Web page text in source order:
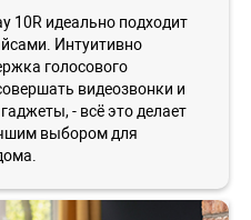
10R идеально подходит
Интуитивно
голосового
видеозвонки и
- всё это делает
выбором для